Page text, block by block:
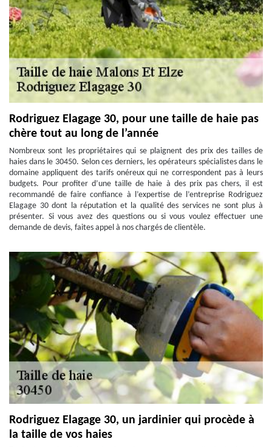
Rodriguez Elagage 30, pour une taille de haie pas
chère tout au long de l’année
Nombreux sont les propriétaires qui se plaignent des prix des tailles de
haies dans le 30450. Selon ces derniers, les opérateurs spécialistes dans le
domaine appliquent des tarifs onéreux qui ne correspondent pas à leurs
budgets. Pour profiter d’une taille de haie à des prix pas chers, il est
recommandé de faire confiance à l’expertise de l’entreprise Rodriguez
Elagage 30 dont la réputation et la qualité des services ne sont plus à
présenter. Si vous avez des questions ou si vous voulez effectuer une
demande de devis, faites appel à nos chargés de clientèle.
Rodriguez Elagage 30, un jardinier qui procède à
la taille de vos haies